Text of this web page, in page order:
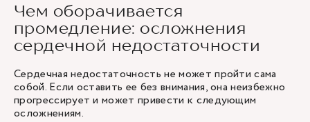
Чем оборачивается
промедление: осложнения
сердечной недостаточности
Сердечная недостаточность не может пройти сама
собой. Если оставить ее без внимания, она неизбежно
прогрессирует и может привести к следующим
осложнениям.